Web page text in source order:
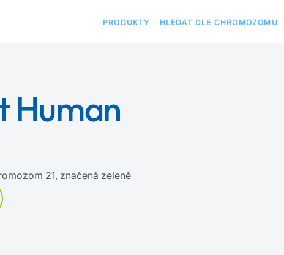
PRODUKTY HLEDAT DLE CHROMOZOMU
Human
21, značená zeleně